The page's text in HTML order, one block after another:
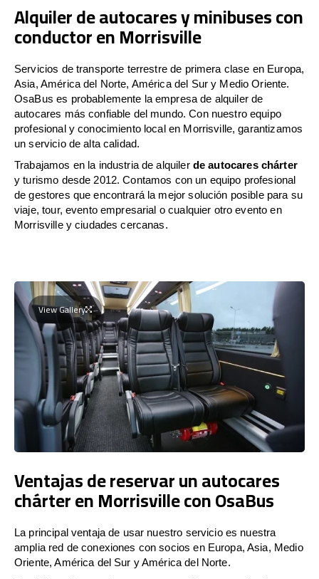
Alquiler de autocares y minibuses con
conductor en Morrisville
Servicios de transporte terrestre de primera clase en Europa,
Asia, América del Norte, América del Sur y Medio Oriente.
OsaBus es probablemente la empresa de alquiler de
autocares más confiable del mundo. Con nuestro equipo
profesional y conocimiento local en Morrisville, garantizamos
un servicio de alta calidad.
Trabajamos en la industria de alquiler de autocares chárter
y turismo desde 2012. Contamos con un equipo profesional
de gestores que encontrará la mejor solución posible para su
viaje, tour, evento empresarial o cualquier otro evento en
Morrisville y ciudades cercanas.
View Gallery
Ventajas de reservar un autocares
chárter en Morrisville con OsaBus
La principal ventaja de usar nuestro servicio es nuestra
amplia red de conexiones con socios en Europa, Asia, Medio
Oriente, América del Sur y América del Norte.